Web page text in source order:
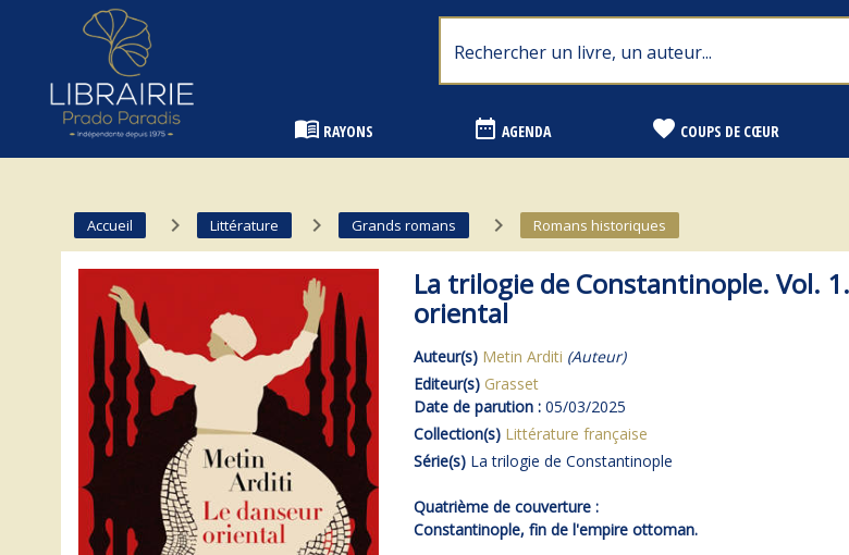
Librairie Prado Paradis - Marseille
menu_book RAYONS date_range AGENDA favorite COUPS DE CŒUR
Accueil navigate_next Littérature navigate_next Grands romans navigate_next Romans historiques
La trilogie de Constantinople. Vol.
oriental
Auteur(s) Metin Arditi (Auteur)
Editeur(s) Grasset
Date de parution : 05/03/2025
Collection(s) Littérature française
Série(s) La trilogie de Constantinople
Quatrième de couverture :
Constantinople, fin de l'empire ottoman.